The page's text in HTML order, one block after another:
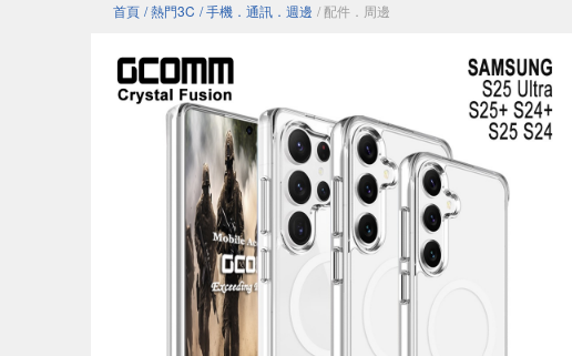
首頁 / 熱門3C / 手機．通訊．週邊 / 配件．周邊